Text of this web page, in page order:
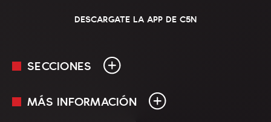
DESCARGATE LA APP DE C5N
SECCIONES
En Vivo
MÁS INFORMACIÓN